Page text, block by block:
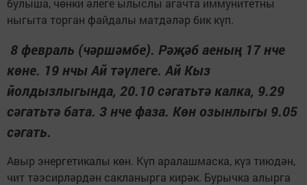
булыша, чөнки әлеге ылыслы агачта иммунитетны
ныгыта торган файдалы матдәләр бик күп.
8 февраль (чәршәмбе). Рәҗәб аеның 17 нче
көне. 19 нчы Ай тәүлеге. Ай Кыз
йолдызлыгында, 20.10 сәгатьтә калка, 9.29
сәгатьтә бата. 3 нче фаза. Көн озынлыгы 9.05
сәгать.
Авыр энергетикалы көн. Күп аралашмаска, күз тиюдән,
чит тәэсирләрдән сакланырга кирәк. Бурычка алырга